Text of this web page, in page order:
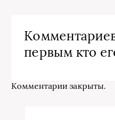
первым кто
Комментарии закрыты.